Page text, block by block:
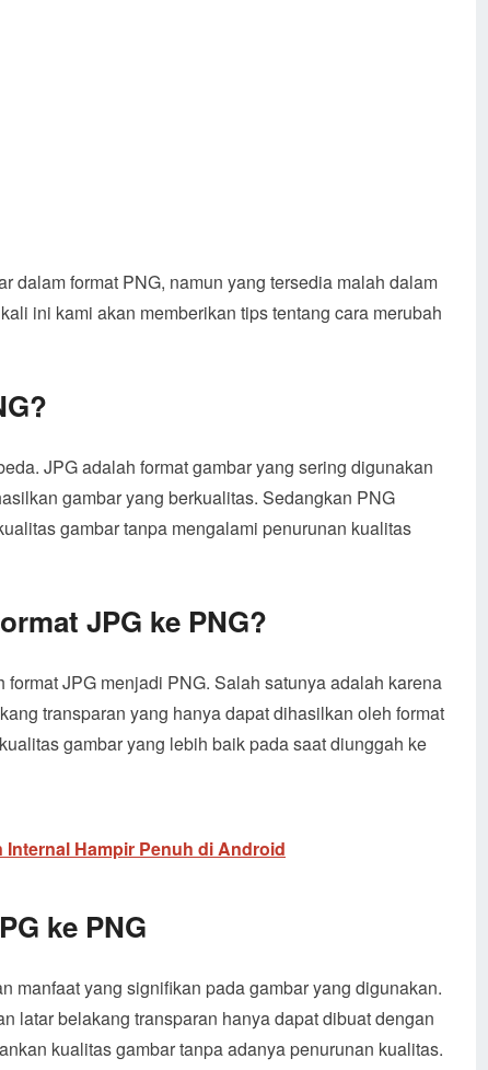
dalam format PNG, namun yang tersedia malah dalam
ini kami akan memberikan tips tentang cara merubah
JPG adalah format gambar yang sering digunakan
gambar yang berkualitas. Sedangkan PNG
gambar tanpa mengalami penurunan kualitas
JPG ke PNG?
JPG menjadi PNG. Salah satunya adalah karena
transparan yang hanya dapat dihasilkan oleh format
gambar yang lebih baik pada saat diunggah ke
Hampir Penuh di Android
ke PNG
manfaat yang signifikan pada gambar yang digunakan.
latar belakang transparan hanya dapat dibuat dengan
kualitas gambar tanpa adanya penurunan kualitas.